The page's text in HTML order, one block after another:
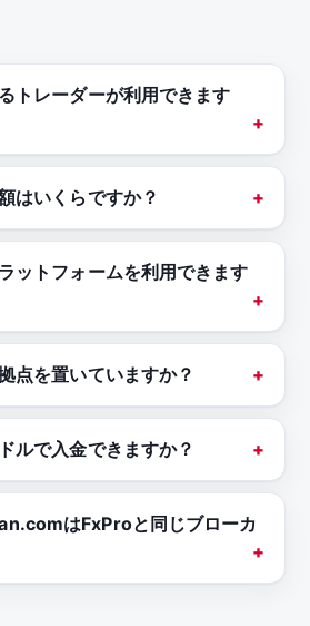
トレーダーが利用できます
はいくらですか？
ットフォームを利用できます
点を置いていますか？
ルで入金できますか？
はFxProと同じブローカ